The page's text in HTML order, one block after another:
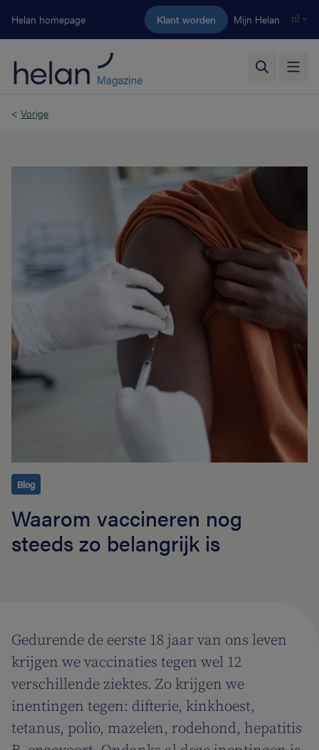
Ga naar de hoofdinhoud
Helan homepage Klant worden Mijn Helan nl
< Vorige
Blog
Waarom vaccineren nog
steeds zo belangrijk is
Gedurende de eerste 18 jaar van ons leven
krijgen we vaccinaties tegen wel 12
verschillende ziektes. Zo krijgen we
inentingen tegen: difterie, kinkhoest,
tetanus, polio, mazelen, rodehond, hepatitis